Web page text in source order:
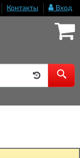
Контакты Вход